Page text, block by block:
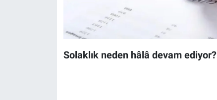
Solaklık neden hâlâ devam ediyor?